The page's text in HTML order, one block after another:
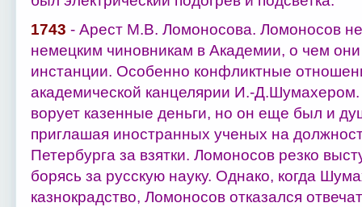
1743 - Арест М.В. Ломоносова. Ломоносов
немецким чиновникам в Академии, о чем
инстанции. Особенно конфликтные
академической канцелярии И.-
ворует казенные деньги, но он еще был и
приглашая иностранных ученых на
Петербурга за взятки. Ломоносов резко
борясь за русскую науку. Однако, когда
казнокрадство, Ломоносов отказался